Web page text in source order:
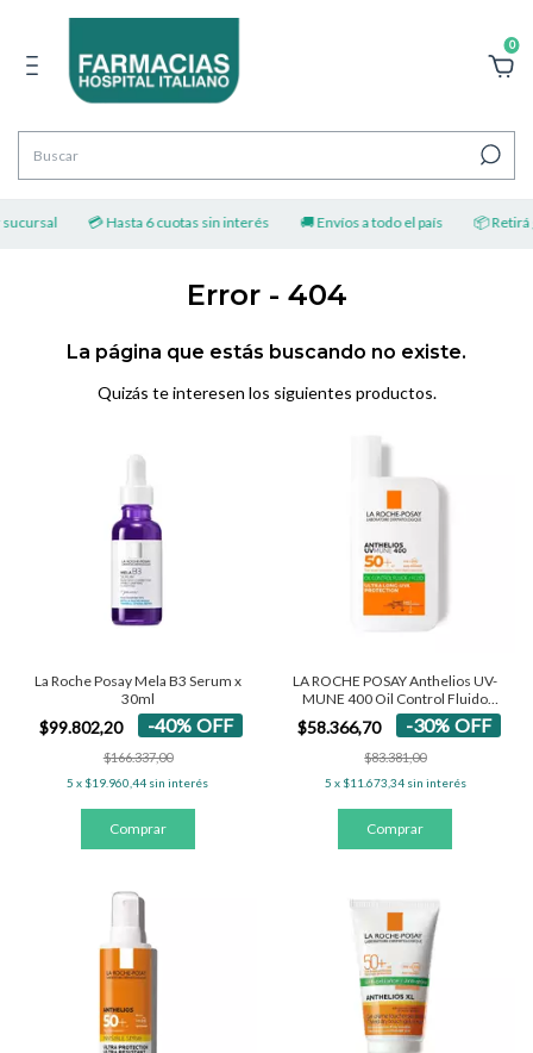
0
💳 Hasta 6 cuotas sin interés 🚚 Envíos a todo el país 📦 Retirá
Error - 404
La página que estás buscando no existe.
Quizás te interesen los siguientes productos.
La Roche Posay Mela B3 Serum x
30ml
$99.802,20 -40%OFF
$166.337,00
5 x $19.960,44 sin interés
LA ROCHE POSAY Anthelios UV-
MUNE 400 Oil Control Fluido
SPF50+
$58.366,70 -30% OFF
$83.381,00
5 x $11.673,34 sin interés